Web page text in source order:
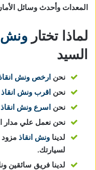
المعدات وأحدث وسائل
لماذا تختار ونش
السيد
نحن ارخص ونش
نحن اقرب ونش
نحن اسرع ونش
نحن نعمل علي مدار
لدينا ونش انقاذ
لسيارتك.
لدينا فريق سائقين